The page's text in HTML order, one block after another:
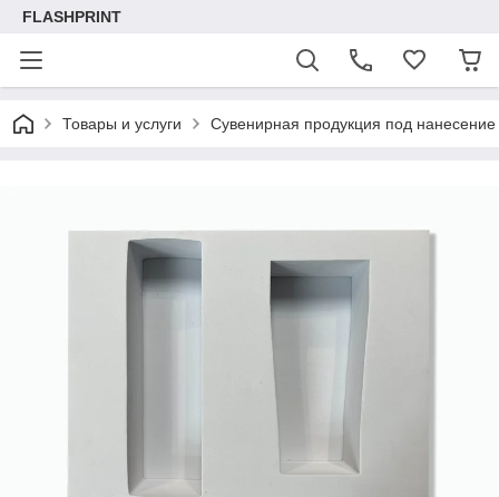
FLASHPRINT
Товары и услуги Сувенирная продукция под нанесение